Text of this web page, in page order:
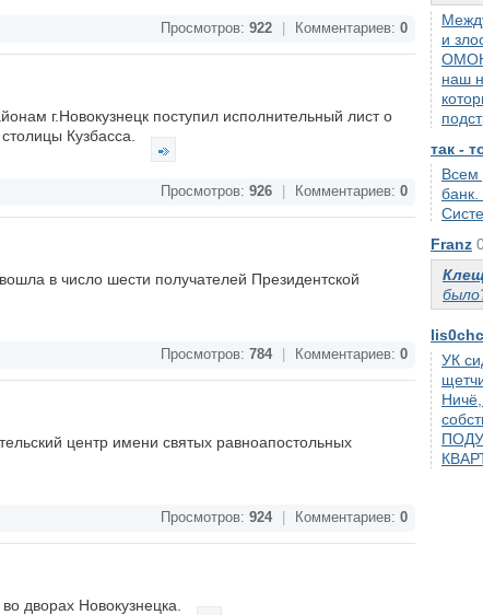
и
наш
так -
Всем
Franz
УК
Просмотров: 922 Комментариев: 0
г.Новокузнецк поступил исполнительный лист о
Кузбасса.
Просмотров: 926 Комментариев: 0
в число шести получателей Президентской
Просмотров: 784 Комментариев: 0
центр имени святых равноапостольных
Просмотров: 924 Комментариев: 0
дворах Новокузнецка.